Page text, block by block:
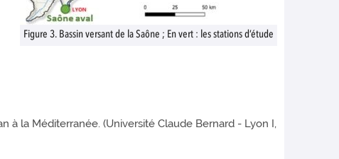
Figure 3. Bassin versant de la Saône ; En vert : les stations d’étude
à la Méditerranée. (Université Claude Bernard - Lyon I,